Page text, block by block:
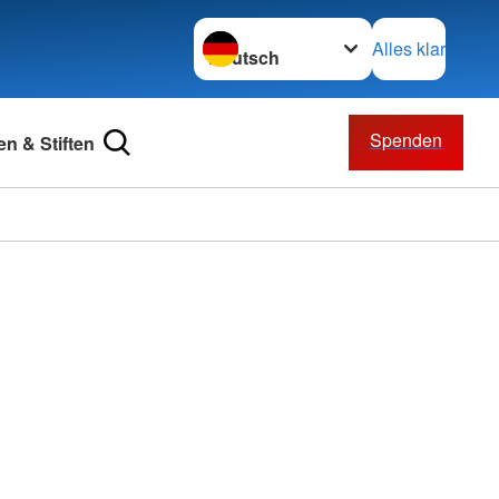
Sprache wechseln zu
Alles klar
& Stiften Spenden